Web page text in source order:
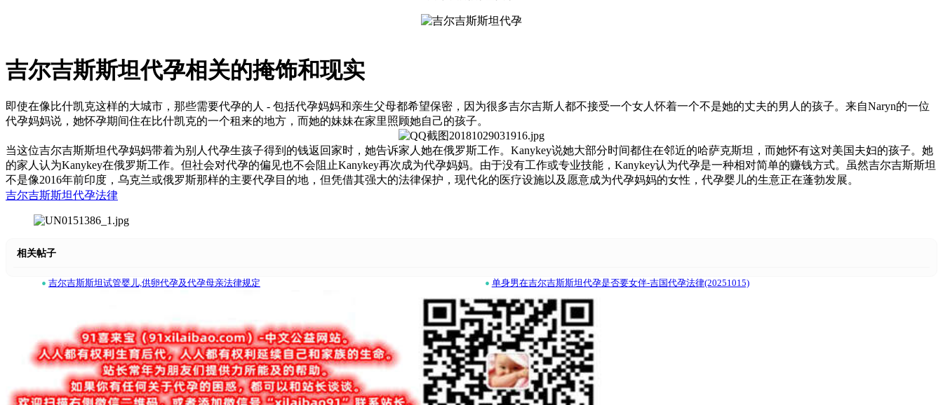
吉尔吉斯斯坦代孕相关的掩饰和现实
即使在像比什凯克这样的大城市，那些需要代孕的人 - 包括代孕妈妈和亲生父母都希望保密，因为很多吉尔吉斯人都不接受一个女人怀着一个不是她的丈夫的男人的孩子。来自Naryn的一位
代孕妈妈说，她怀孕期间住在比什凯克的一个租来的地方，而她的妹妹在家里照顾她自己的孩子。
当这位吉尔吉斯斯坦代孕妈妈带着为别人代孕生孩子得到的钱返回家时，她告诉家人她在俄罗斯工作。Kanykey说她大部分时间都住在邻近的哈萨克斯坦，而她怀有这对美国夫妇的孩子。她
的家人认为Kanykey在俄罗斯工作。但社会对代孕的偏见也不会阻止Kanykey再次成为代孕妈妈。由于没有工作或专业技能，Kanykey认为代孕是一种相对简单的赚钱方式。虽然吉尔吉斯斯坦
不是像2016年前印度，乌克兰或俄罗斯那样的主要代孕目的地，但凭借其强大的法律保护，现代化的医疗设施以及愿意成为代孕妈妈的女性，代孕婴儿的生意正在蓬勃发展。
吉尔吉斯斯坦代孕法律
相关帖子
• 吉尔吉斯斯坦试管婴儿,供卵代孕及代孕母亲法律规定 • 单身男在吉尔吉斯斯坦代孕是否要女伴-吉国代孕法律(20251015)